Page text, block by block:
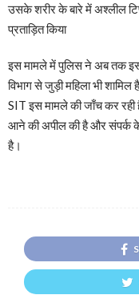
उसके शरीर के बारे में अश्लील
प्रताड़ित किया
इस मामले में पुलिस ने अब तक इस
विभाग से जुड़ी महिला भी
SIT इस मामले की जाँच कर
आने की अपील की है और संपर्क
है।